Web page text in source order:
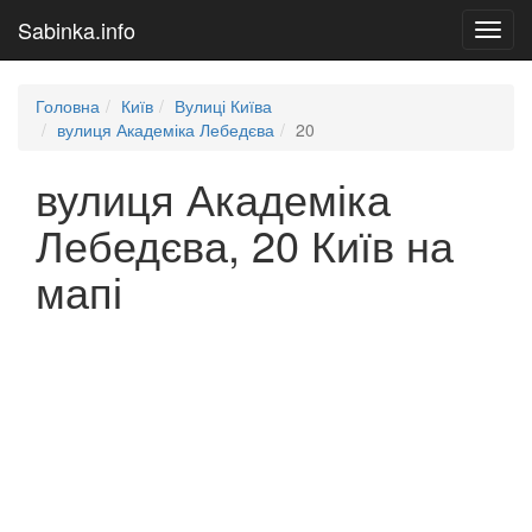
Sabinka.info
Головна Київ
Вулиці Київа
вулиця Академіка Лебедєва
20
вулиця Академіка
Лебедєва, 20 Київ на
мапі